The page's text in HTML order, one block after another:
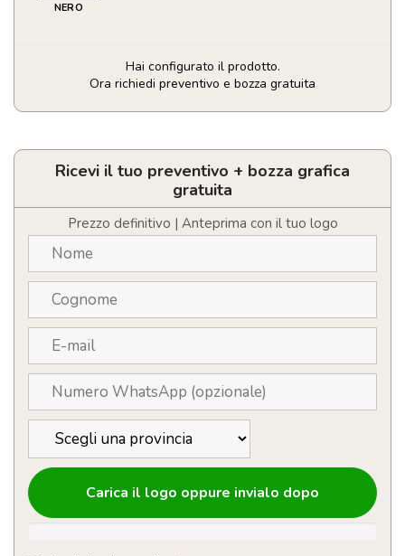
NERO
Hai configurato il prodotto.
Ora richiedi preventivo e bozza gratuita
Portablocco
chiusura
Ricevi il tuo preventivo + bozza grafica
gratuita
Prezzo definitivo | Anteprima con il tuo logo
Carica il logo oppure invialo dopo